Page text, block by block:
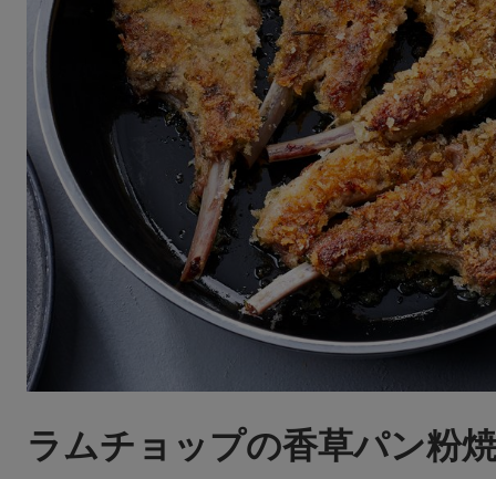
ラムチョップの香草パン粉